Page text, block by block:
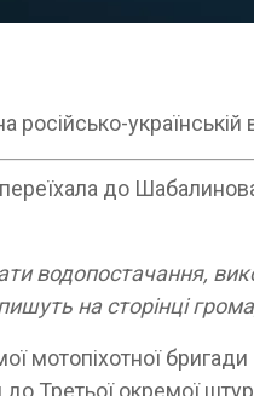
російсько-українській
до
водопостачання,
на сторінці
мотопіхотної бригади
Третьої окремої